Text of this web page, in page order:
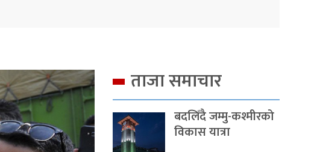
ताजा समाचार
बदलिँदै जम्मु-कश्मीरको
विकास यात्रा